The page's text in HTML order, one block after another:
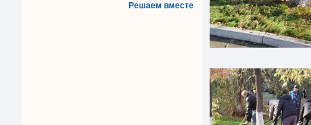
Решаем вместе